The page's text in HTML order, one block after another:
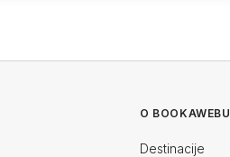
O BOOKAWEBU
Destinacije